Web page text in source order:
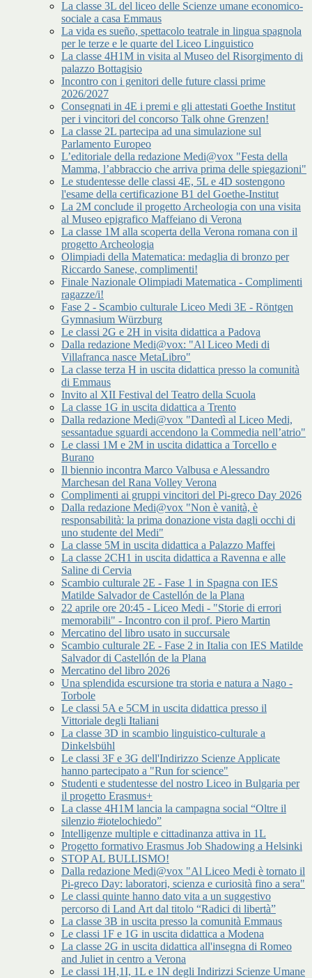
La classe 3L del liceo delle Scienze umane economico-
sociale a casa Emmaus
La vida es sueño, spettacolo teatrale in lingua spagnola
per le terze e le quarte del Liceo Linguistico
La classe 4H1M in visita al Museo del Risorgimento di
palazzo Bottagisio
Incontro con i genitori delle future classi prime
2026/2027
Consegnati in 4E i premi e gli attestati Goethe Institut
per i vincitori del concorso Talk ohne Grenzen!
La classe 2L partecipa ad una simulazione sul
Parlamento Europeo
L’editoriale della redazione Medi@vox "Festa della
Mamma, l’abbraccio che arriva prima delle spiegazioni"
Le studentesse delle classi 4E, 5L e 4D sostengono
l'esame della certificazione B1 del Goethe-Institut
La 2M conclude il progetto Archeologia con una visita
al Museo epigrafico Maffeiano di Verona
La classe 1M alla scoperta della Verona romana con il
progetto Archeologia
Olimpiadi della Matematica: medaglia di bronzo per
Riccardo Sanese, complimenti!
Finale Nazionale Olimpiadi Matematica - Complimenti
ragazze/i!
Fase 2 - Scambio culturale Liceo Medi 3E - Röntgen
Gymnasium Würzburg
Le classi 2G e 2H in visita didattica a Padova
Dalla redazione Medi@vox: "Al Liceo Medi di
Villafranca nasce MetaLibro"
La classe terza H in uscita didattica presso la comunità
di Emmaus
Invito al XII Festival del Teatro della Scuola
La classe 1G in uscita didattica a Trento
Dalla redazione Medi@vox "Dantedì al Liceo Medi,
sessantadue sguardi accendono la Commedia nell’atrio"
Le classi 1M e 2M in uscita didattica a Torcello e
Burano
Il biennio incontra Marco Valbusa e Alessandro
Marchesan del Rana Volley Verona
Complimenti ai gruppi vincitori del Pi-greco Day 2026
Dalla redazione Medi@vox "Non è vanità, è
responsabilità: la prima donazione vista dagli occhi di
uno studente del Medi"
La classe 5M in uscita didattica a Palazzo Maffei
La classe 2CH1 in uscita didattica a Ravenna e alle
Saline di Cervia
Scambio culturale 2E - Fase 1 in Spagna con IES
Matilde Salvador de Castellón de la Plana
22 aprile ore 20:45 - Liceo Medi - "Storie di errori
memorabili" - Incontro con il prof. Piero Martin
Mercatino del libro usato in succursale
Scambio culturale 2E - Fase 2 in Italia con IES Matilde
Salvador di Castellón de la Plana
Mercatino del libro 2026
Una splendida escursione tra storia e natura a Nago -
Torbole
Le classi 5A e 5CM in uscita didattica presso il
Vittoriale degli Italiani
La classe 3D in scambio linguistico-culturale a
Dinkelsbühl
Le classi 3F e 3G dell'Indirizzo Scienze Applicate
hanno partecipato a "Run for science"
Studenti e studentesse del nostro Liceo in Bulgaria per
il progetto Erasmus+
La classe 4H1M lancia la campagna social “Oltre il
silenzio #iotelochiedo”
Intelligenze multiple e cittadinanza attiva in 1L
Progetto formativo Erasmus Job Shadowing a Helsinki
STOP AL BULLISMO!
Dalla redazione Medi@vox "Al Liceo Medi è tornato il
Pi-greco Day: laboratori, scienza e curiosità fino a sera"
Le classi quinte hanno dato vita a un suggestivo
percorso di Land Art dal titolo “Radici di libertà”
La classe 3B in uscita presso la comunità Emmaus
Le classi 1F e 1G in uscita didattica a Modena
La classe 2G in uscita didattica all'insegna di Romeo
and Juliet in centro a Verona
Le classi 1H,1I, 1L e 1N degli Indirizzi Scienze Umane